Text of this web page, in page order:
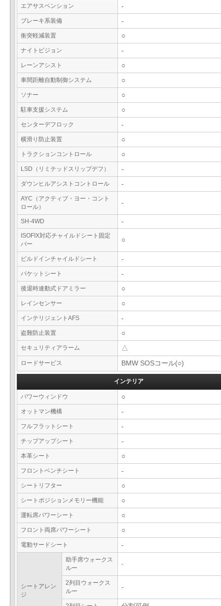
エアサスペンション -
ブレーキ系装備 -
衝突軽減装置 ○
ナイトビジョン -
レーンアシスト ○
車間距離自動制御システム ○
ソナー ○
駐車支援システム ○
センターデフロック -
横滑り防止装置 ○
トラクションコントロール ○
LSD（リミテッドスリップデフ） -
ダウンヒルアシストコントロール -
AYC（アクティブ・ヨー・コント
ロール）
-
SH-4WD -
ISOFIX対応チャイルドシート固定
バー
○
ビルドインチャイルドシート -
バケットシート -
後退時連動式ドアミラー ○
レインセンサー ○
インテリジェントAFS -
盗難防止装置 ○
セキュリティアラーム △
ロードサービス BMW SOSコール(○)
インテリア
パワーウィンドウ ○
オットマン機構 -
フルフラットシート -
チップアップシート -
本革シート ○
フロントベンチシート -
シートリフター ○
シートポジションメモリー機能 ○
運転席パワーシート ○
フロント両席パワーシート ○
電動サードシート -
シートアレン
ジ
助手席ウォークス
ルー
-
2列目ウォークス
ルー
-